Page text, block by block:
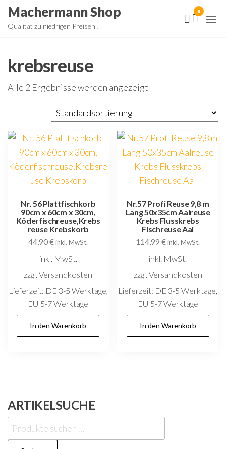
ZumMachermann Shop
Qualität zu niedrigen Preisen !
0
krebsreuse
Alle 2 Ergebnisse werden angezeigt
Nr. 56 Plattfischkorb
90cm x 60cm x 30cm,
Köderfischreuse,Krebs
reuse Krebskorb
44,90€ inkl. MwSt.
inkl. MwSt.
zzgl. Versandkosten
Lieferzeit: DE 3-5 Werktage,
EU 5-7 Werktage
In den Warenkorb
Nr.57 Profi Reuse 9,8 m
Lang 50x35cm Aalreuse
Krebs Flusskrebs
Fischreuse Aal
114,99€inkl. MwSt.
inkl. MwSt.
zzgl. Versandkosten
Lieferzeit: DE 3-5 Werktage,
EU 5-7 Werktage
In den Warenkorb
ARTIKELSUCHE
Suchen
nach: